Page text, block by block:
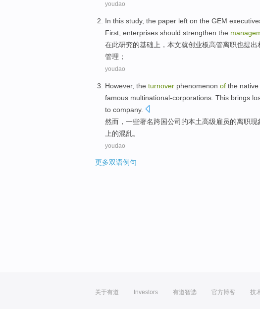
youdao
In this study, the paper left on the GEM
First enterprises should strengthen the
在此研究的基础上， 本文就创业板高管离职也提出
管理 ；
youdao
However, the turnover phenomenon of the native
famous multinational-corporations This brings
to company.
然而 ， 一些著名跨国公司 的本土高级雇员的离职现
上的混乱。
youdao
更多双语例句
关于有道 Investors 有道智选 官方博客 技